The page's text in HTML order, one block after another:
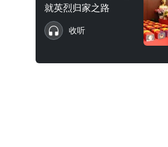
就英烈归家之路
收听